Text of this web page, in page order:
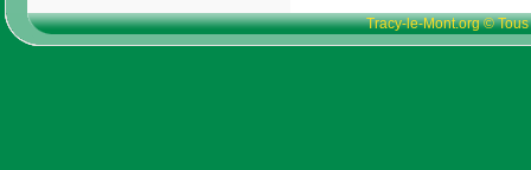
Tracy-le-Mont.org ©